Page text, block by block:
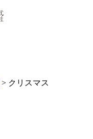
> クリスマス